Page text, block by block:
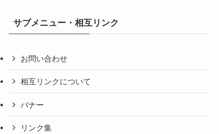
サブメニュー・相互リンク
お問い合わせ
相互リンクについて
バナー
リンク集